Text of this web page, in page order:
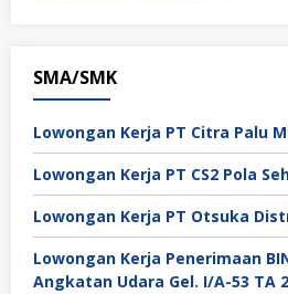
SMA/SMK
Lowongan Kerja PT Citra Palu
Lowongan Kerja PT CS2 Pola
Lowongan Kerja PT Otsuka
Lowongan Kerja Penerimaan
Angkatan Udara Gel. I/A-53 TA